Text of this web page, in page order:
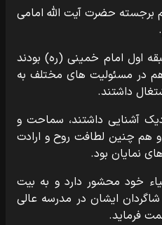
برجسته حضرت آیت الله امامی
اول امام خمینی (ره) بودند
هم در مسئولیت های مختلف به
داشتند.
آشنایی داشتند، سماحت و
و هم چنین لطافت روح و ارادت
نمایان بود.
خود محشور دارد و به بیت
ایشان در مدرسه عالی
فرماید.